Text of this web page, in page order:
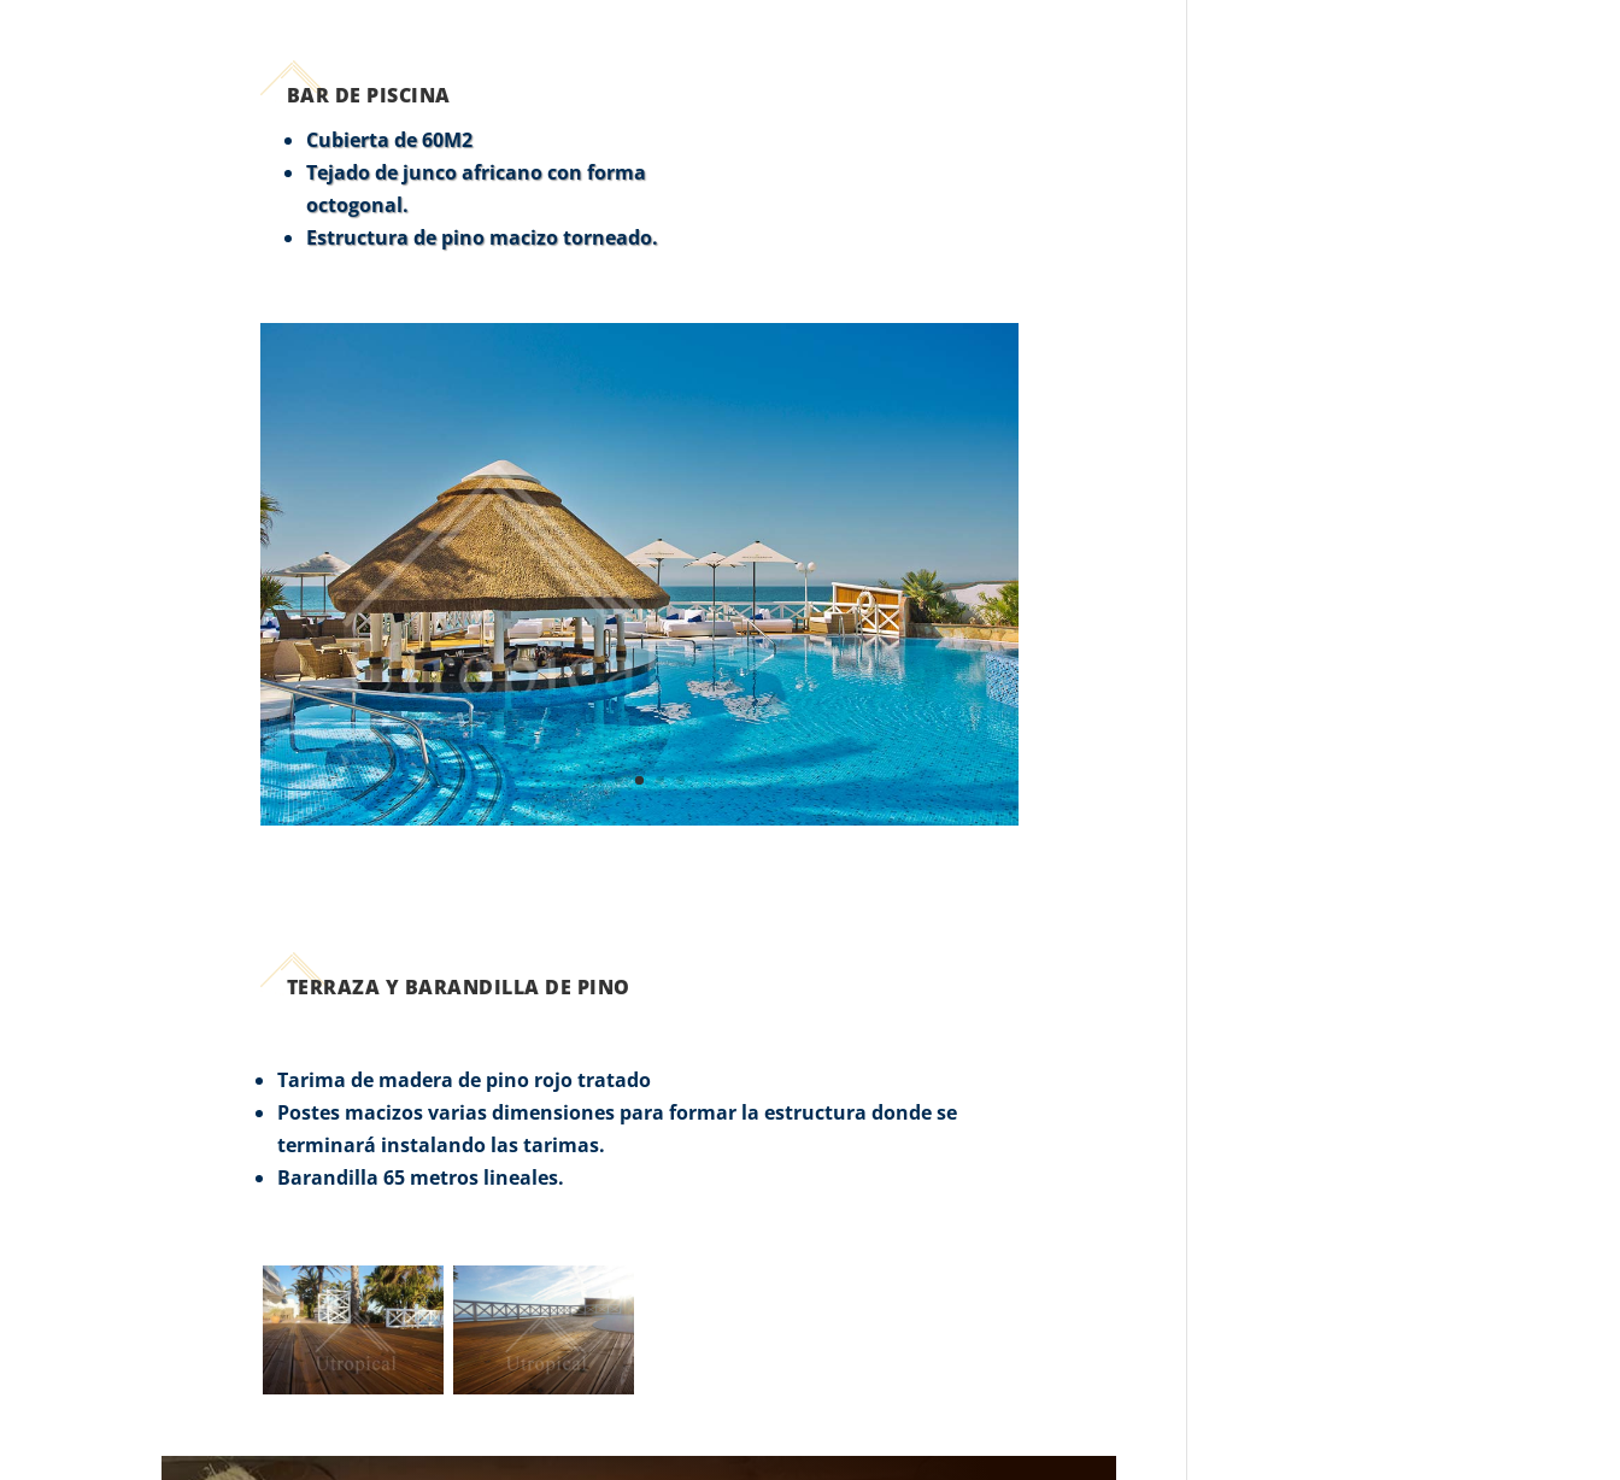
BAR DE PISCINA
Cubierta de 60M2
Tejado de junco africano con forma
octogonal.
Estructura de pino macizo torneado.
TERRAZA Y BARANDILLA DE PINO
Tarima de madera de pino rojo tratado
Postes macizos varias dimensiones para formar la estructura donde se
terminará instalando las tarimas.
Barandilla 65 metros lineales.